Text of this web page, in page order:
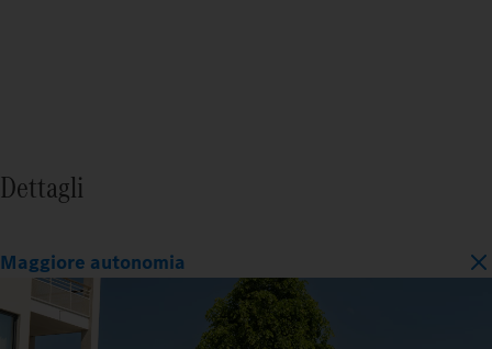
Dettagli
Maggiore autonomia